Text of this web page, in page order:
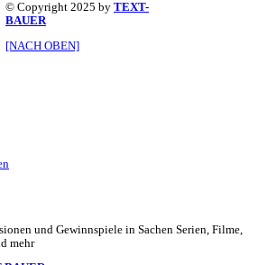
© Copyright 2025 by TEXT-
BAUER
[NACH OBEN]
und Gewinnspiele in Sachen Serien, Filme,
mehr